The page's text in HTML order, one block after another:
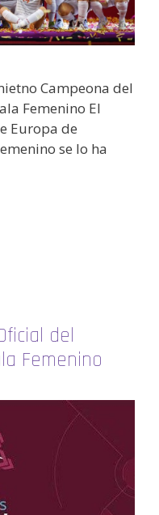
Campeona del
Femenino El
Europa de
se lo ha
del
Femenino